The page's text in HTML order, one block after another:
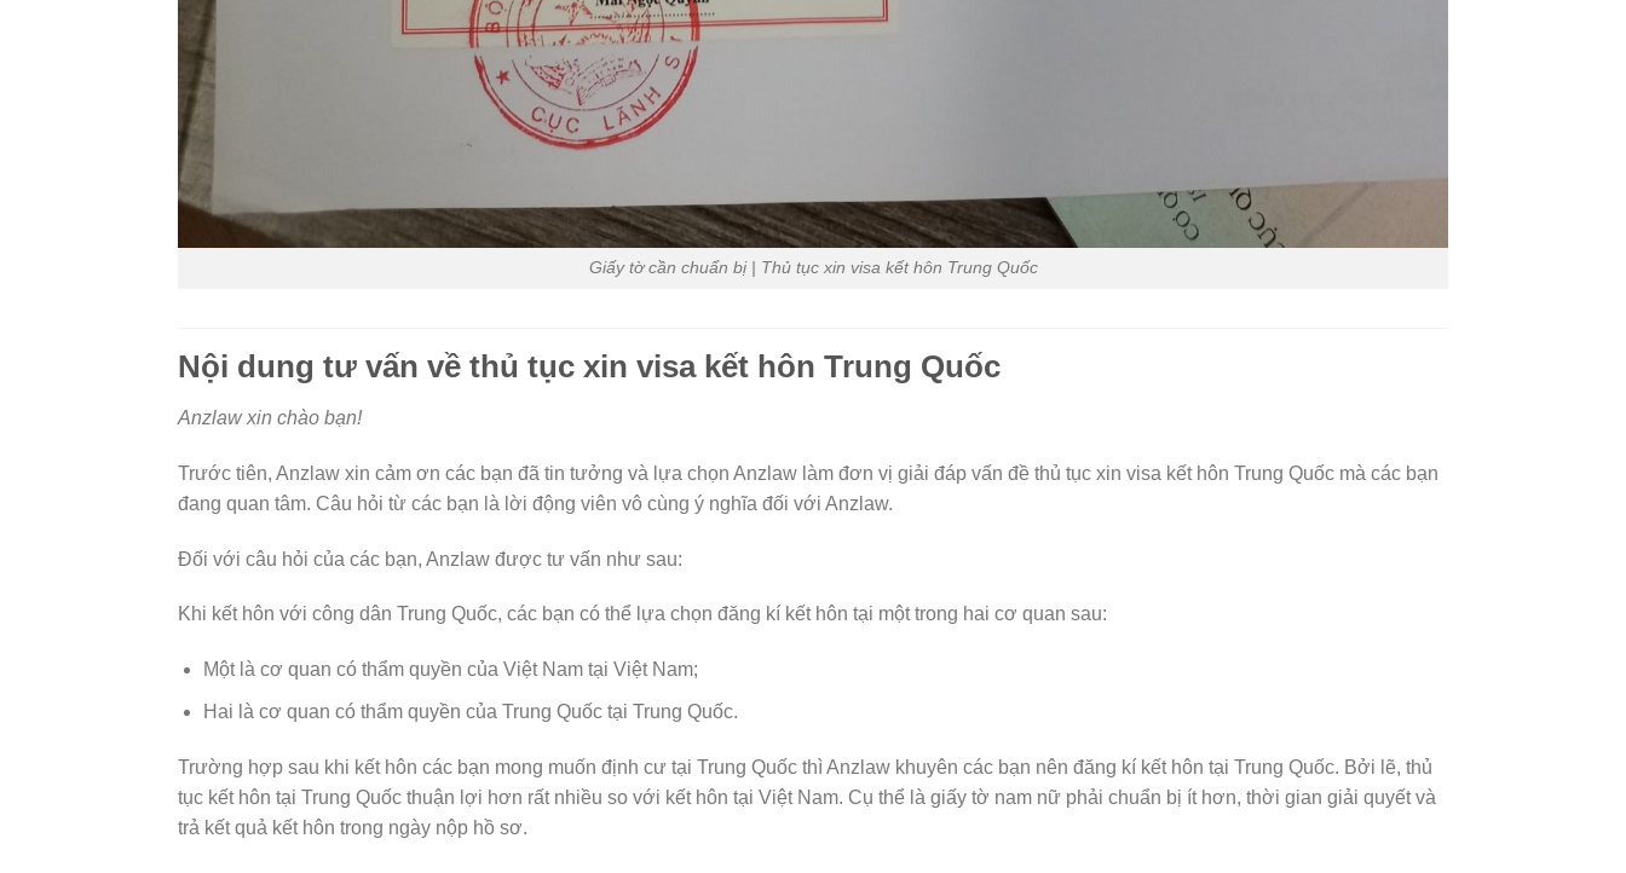
Giấy tờ cần chuẩn bị | Thủ tục xin visa kết hôn Trung Quốc
Nội dung tư vấn về thủ tục xin visa kết hôn Trung Quốc
Anzlaw xin chào bạn!
Trước tiên, Anzlaw xin cảm ơn các bạn đã tin tưởng và lựa chọn Anzlaw làm đơn vị giải đáp vấn đề thủ tục xin visa kết hôn Trung Quốc mà các bạn
đang quan tâm. Câu hỏi từ các bạn là lời động viên vô cùng ý nghĩa đối với Anzlaw.
Đối với câu hỏi của các bạn, Anzlaw được tư vấn như sau:
Khi kết hôn với công dân Trung Quốc, các bạn có thể lựa chọn đăng kí kết hôn tại một trong hai cơ quan sau:
Một là cơ quan có thẩm quyền của Việt Nam tại Việt Nam;
Hai là cơ quan có thẩm quyền của Trung Quốc tại Trung Quốc.
Trường hợp sau khi kết hôn các bạn mong muốn định cư tại Trung Quốc thì Anzlaw khuyên các bạn nên đăng kí kết hôn tại Trung Quốc. Bởi lẽ, thủ
tục kết hôn tại Trung Quốc thuận lợi hơn rất nhiều so với kết hôn tại Việt Nam. Cụ thể là giấy tờ nam nữ phải chuẩn bị ít hơn, thời gian giải quyết và
trả kết quả kết hôn trong ngày nộp hồ sơ.